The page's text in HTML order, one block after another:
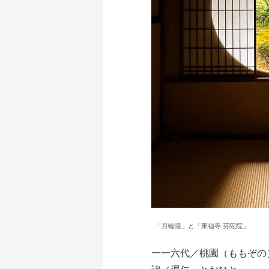
「月輪陵」と「東福寺 芬陀院」
一一六代／桃園（ももぞの